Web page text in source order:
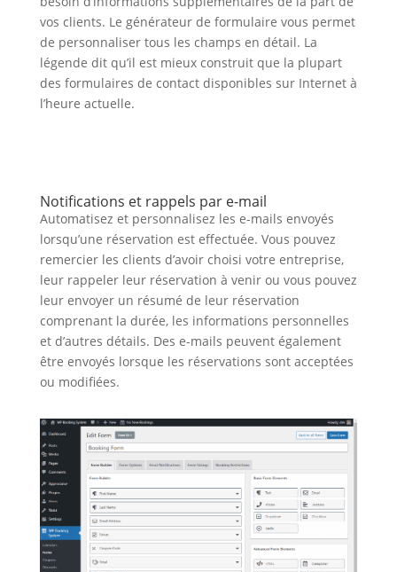
vos clients. Le générateur de formulaire vous permet
de personnaliser tous les champs en détail. La
légende dit qu’il est mieux construit que la plupart
des formulaires de contact disponibles sur Internet à
l’heure actuelle.
Notifications et rappels par e-mail
Automatisez et personnalisez les e-mails envoyés
lorsqu’une réservation est effectuée. Vous pouvez
remercier les clients d’avoir choisi votre entreprise,
leur rappeler leur réservation à venir ou vous pouvez
leur envoyer un résumé de leur réservation
comprenant la durée, les informations personnelles
et d’autres détails. Des e-mails peuvent également
être envoyés lorsque les réservations sont acceptées
ou modifiées.